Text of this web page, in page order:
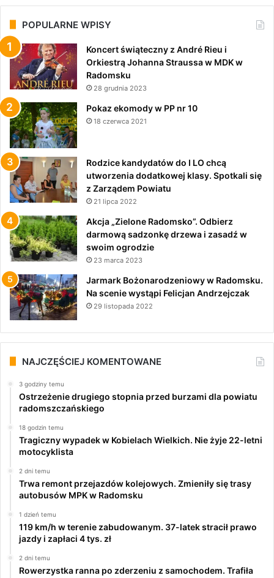
POPULARNE WPISY
Koncert świąteczny z André Rieu i
Orkiestrą Johanna Straussa w MDK w
Radomsku
28 grudnia 2023
Pokaz ekomody w PP nr 10
18 czerwca 2021
Rodzice kandydatów do I LO chcą
utworzenia dodatkowej klasy. Spotkali się
z Zarządem Powiatu
21 lipca 2022
Akcja „Zielone Radomsko”. Odbierz
darmową sadzonkę drzewa i zasadź w
swoim ogrodzie
23 marca 2023
Jarmark Bożonarodzeniowy w Radomsku.
Na scenie wystąpi Felicjan Andrzejczak
29 listopada 2022
NAJCZĘŚCIEJ KOMENTOWANE
3 godziny temu
Ostrzeżenie drugiego stopnia przed burzami dla powiatu
radomszczańskiego
18 godzin temu
Tragiczny wypadek w Kobielach Wielkich. Nie żyje 22-letni
motocyklista
2 dni temu
Trwa remont przejazdów kolejowych. Zmieniły się trasy
autobusów MPK w Radomsku
1 dzień temu
119 km/h w terenie zabudowanym. 37-latek stracił prawo
jazdy i zapłaci 4 tys. zł
2 dni temu
Rowerzystka ranna po zderzeniu z samochodem. Trafiła